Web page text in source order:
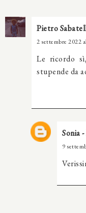
Pietro
2 settembre 2022
Le ricordo
stupende da
Sonia
9